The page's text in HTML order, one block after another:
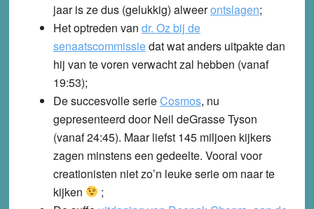
jaar is ze dus (gelukkig) alweerontslagen;
Het optreden van dr. Oz bij de
senaatscommissiedat wat anders uitpakte dan
hij van te voren verwacht zal hebben (vanaf
19:53);
De succesvolle serieCosmos, nu
gepresenteerd door Neil deGrasse Tyson
(vanaf 24:45). Maar liefst 145 miljoen kijkers
zagen minstens een gedeelte. Vooral voor
creationisten niet zo’n leuke serie om naar te
kijken
;